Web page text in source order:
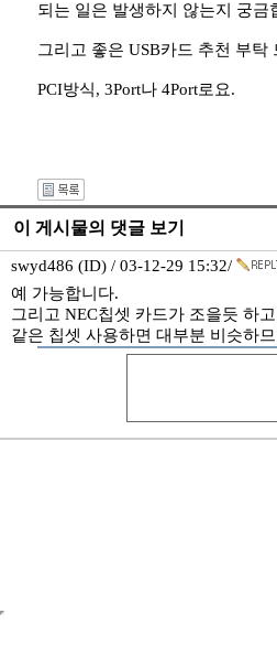
되는 일은 발생하지 않는지 궁금
그리고 좋은 USB카드 추천 부탁
PCI방식, 3Port나 4Port로요.
이 게시물의 댓글 보기
swyd486 (ID) / 03-12-29 15:32/
예 가능합니다.
그리고 NEC칩셋 카드가 조을듯 하
같은 칩셋 사용하면 대부분 비슷하